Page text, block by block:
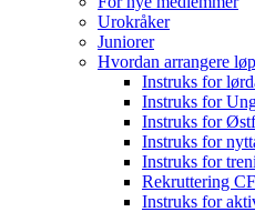
Urokråker
Juniorer
Hvordan arrangere
Instruks for
Instruks for
Instruks for
Instruks for
Instruks for
Rekruttering
Instruks for